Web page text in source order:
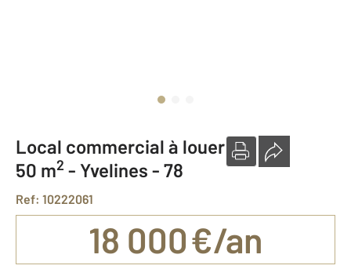
Local commercial à louer
50 m2 - Yvelines - 78
Ref: 10222061
18 000 €/an